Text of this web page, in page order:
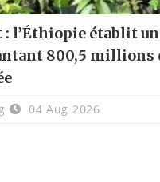
: l’Éthiopie établit
800,5 millions
04 Aug 2026